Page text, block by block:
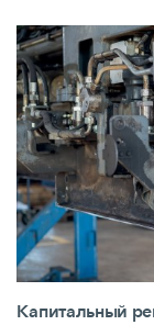
Капитальный